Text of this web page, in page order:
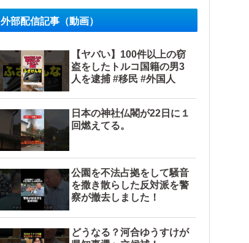
外部配信記事（動画）
【ヤバい】100件以上の窃
盗をしたトルコ国籍の男3
人を逮捕 #移民 #外国人
日本の神社仏閣が22日に１
回燃えてる。
公園を不法占拠をして騒音
を撒き散らした反対派を警
察が撤去しました！
どうなる？河合ゆうすけが